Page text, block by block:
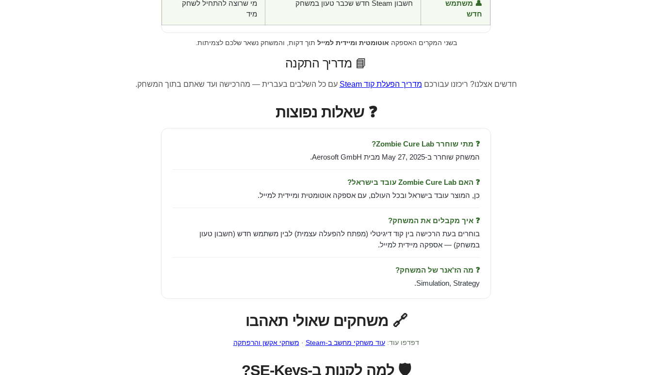
👤 משתמש
חדש
חשבון Steam חדש שכבר טעון במשחק
מי שרוצה להתחיל לשחק
מיד
בשני המקרים האספקה אוטומטית ומיידית למייל תוך דקות, והמשחק נשאר שלכם לצמיתות.
📘 מדריך התקנה
חדשים אצלנו? ריכזנו עבורכם מדריך הפעלת קוד Steam עם כל השלבים בעברית — מהרכישה ועד שאתם בתוך המשחק.
❓ שאלות נפוצות
❓ מתי שוחרר Zombie Cure Lab?
המשחק שוחרר ב-May 27, 2025 מבית Aerosoft GmbH.
❓ האם Zombie Cure Lab עובד בישראל?
כן, המוצר עובד בישראל ובכל העולם, עם אספקה אוטומטית ומיידית למייל.
❓ איך מקבלים את המשחק?
בוחרים בעת הרכישה בין קוד דיגיטלי (מפתח להפעלה עצמית) לבין משתמש חדש (חשבון טעון
במשחק) — אספקה מיידית למייל.
❓ מה הז'אנר של המשחק?
Simulation, Strategy.
🔗 משחקים שאולי תאהבו
דפדפו עוד:עוד משחקי מחשב ב-Steam · משחקי אקשן והרפתקה
🛡️ למה לקנות ב-SE-Keys?